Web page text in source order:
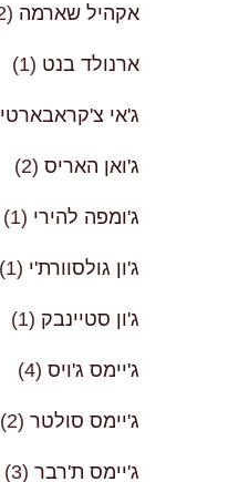
אקהיל שארמה (2)
ארנולד בנט (1)
ג'אי צ'קראבארטי
ג'ואן האריס (2)
ג'ומפה להירי (1)
ג'ון גולסוורת'י (1)
ג'ון סטיינבק (1)
ג'יימס ג'ויס (4)
ג'יימס סולטר (2)
ג'יימס ת'רבר (3)